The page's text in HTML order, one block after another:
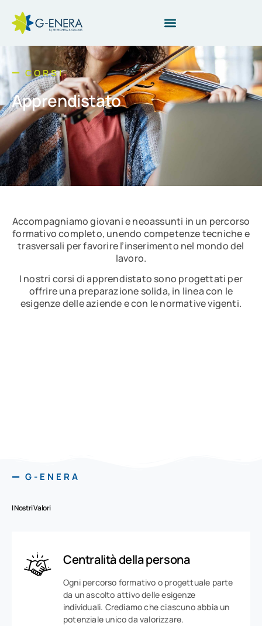
CORSI
Apprendistato
Accompagniamo giovani e neoassunti in un percorso
formativo completo, unendo competenze tecniche e
trasversali per favorire l’inserimento nel mondo del
lavoro.
I nostri corsi di apprendistato sono progettati per
offrire una preparazione solida, in linea con le
esigenze delle aziende e con le normative vigenti.
G-ENERA
I Nostri Valori
Centralità della persona
Ogni percorso formativo o progettuale parte
da un ascolto attivo delle esigenze
individuali. Crediamo che ciascuno abbia un
potenziale unico da valorizzare.